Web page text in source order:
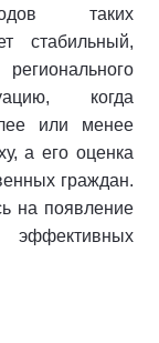
таких
стабильный,
когда
или менее
а его оценка
граждан.
на появление